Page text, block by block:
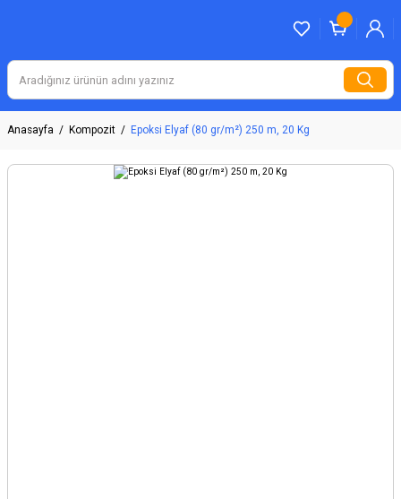
Anasayfa Kompozit Epoksi Elyaf (80 gr/m²) 250 m, 20 Kg